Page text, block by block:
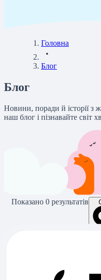
Головна
Блог
Блог
Новини, поради й історії з
наш блог і пізнавайте світ
Показано 0 результатів